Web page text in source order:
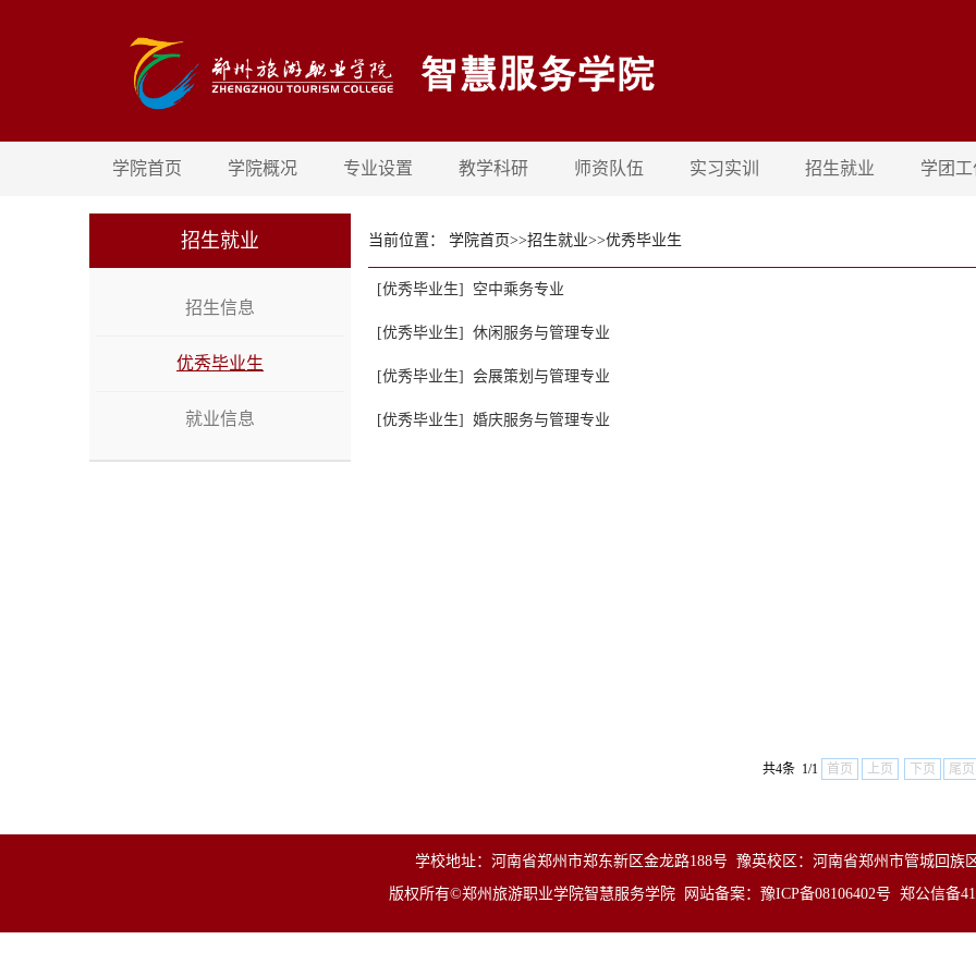
学院首页 学院概况 专业设置 教学科研 师资队伍 实习实训 招生就业 学团
招生就业
招生信息
优秀毕业生
就业信息
当前位置： 学院首页>>招生就业>>优秀毕业生
[优秀毕业生] 空中乘务专业
[优秀毕业生] 休闲服务与管理专业
[优秀毕业生] 会展策划与管理专业
[优秀毕业生] 婚庆服务与管理专业
共4条 1/1 首页 上页 下页 尾页
学校地址：河南省郑州市郑东新区金龙路188号 豫英校区：河南省郑州市管城回族
版权所有©郑州旅游职业学院智慧服务学院 网站备案： 豫ICP备08106402号 郑公信备